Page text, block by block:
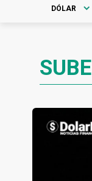
DÓLAR
SUBE